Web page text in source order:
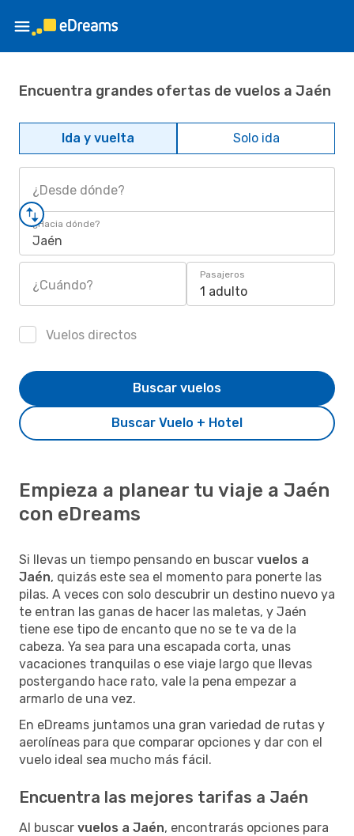
Encuentra grandes ofertas de vuelos a Jaén
Ida y vuelta Solo ida
¿Desde dónde?
¿Hacia dónde?
Jaén
¿Cuándo?
Pasajeros
1 adulto
Vuelos directos
Buscar Vuelo + Hotel
Buscar vuelos
Empieza a planear tu viaje a Jaén
con eDreams
Si llevas un tiempo pensando en buscar vuelos a
Jaén, quizás este sea el momento para ponerte las
pilas. A veces con solo descubrir un destino nuevo ya
te entran las ganas de hacer las maletas, y Jaén
tiene ese tipo de encanto que no se te va de la
cabeza. Ya sea para una escapada corta, unas
vacaciones tranquilas o ese viaje largo que llevas
postergando hace rato, vale la pena empezar a
armarlo de una vez.
En eDreams juntamos una gran variedad de rutas y
aerolíneas para que comparar opciones y dar con el
vuelo ideal sea mucho más fácil.
Encuentra las mejores tarifas a Jaén
Al buscar vuelos a Jaén, encontrarás opciones para